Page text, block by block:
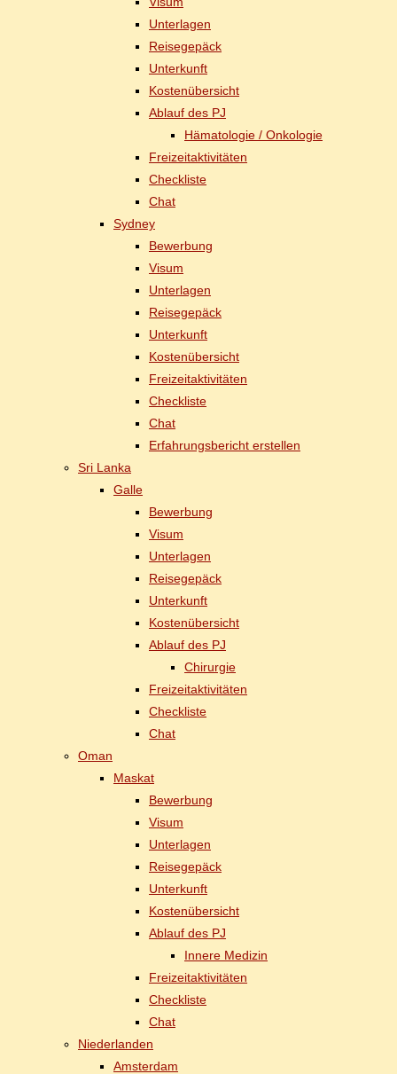
Un­ter­la­gen
Rei­se­ge­päck
Un­ter­kunft
Kos­ten­über­sicht
Ab­lauf des PJ
Hä­ma­to­lo­gie / Onkologie
Frei­zeit­ak­ti­vi­tä­ten
Check­lis­te
Chat
Syd­ney
Be­wer­bung
Vi­sum
Un­ter­la­gen
Rei­se­ge­päck
Un­ter­kunft
Kos­ten­über­sicht
Frei­zeit­ak­ti­vi­tä­ten
Check­lis­te
Chat
Er­fah­rungs­be­richt erstellen
Sri Lan­ka
Gal­le
Be­wer­bung
Vi­sum
Un­ter­la­gen
Rei­se­ge­päck
Un­ter­kunft
Kos­ten­über­sicht
Ab­lauf des PJ
Chir­ur­gie
Frei­zeit­ak­ti­vi­tä­ten
Check­lis­te
Chat
Oman
Mas­kat
Be­wer­bung
Vi­sum
Un­ter­la­gen
Rei­se­ge­päck
Un­ter­kunft
Kos­ten­über­sicht
Ab­lauf des PJ
In­ne­re Medizin
Frei­zeit­ak­ti­vi­tä­ten
Check­lis­te
Chat
Nie­der­lan­den
Ams­ter­dam